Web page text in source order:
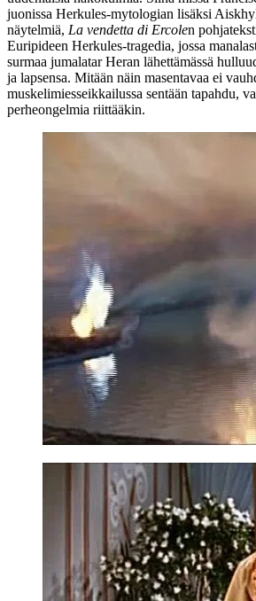
juonissa Herkules-mytologian lisäksi
näytelmiä, La vendetta di Ercolen
Euripideen Herkules-tragedia, jossa
surmaa jumalatar Heran lähettämässä
ja lapsensa. Mitään näin masentavaa ei
muskelimiesseikkailussa sentään tapahdu,
perheongelmia riittääkin.